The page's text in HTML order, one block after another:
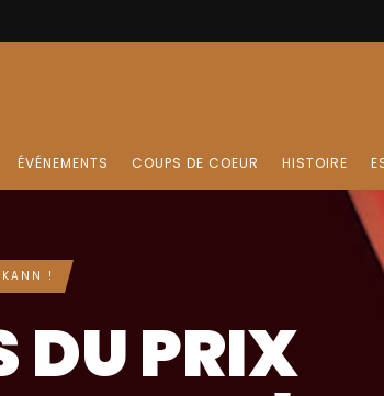
ÉVÉNEMENTS COUPS DE COEUR HISTOIRE
!
2025: